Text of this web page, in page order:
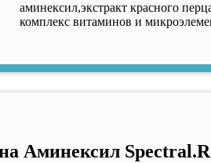
аминексил,экстракт красного
комплекс витаминов и
Аминексил